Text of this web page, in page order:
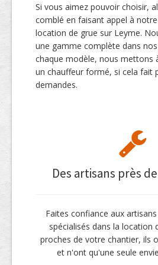
Si vous aimez pouvoir choisir,
comblé en faisant appel à
location de grue sur Leyme.
une gamme complète dans
chaque modèle, nous mettons
un chauffeur formé, si cela fait
demandes.
Des artisans près
Faites confiance aux
spécialisés dans la location
proches de votre chantier, ils
et n'ont qu'une seule